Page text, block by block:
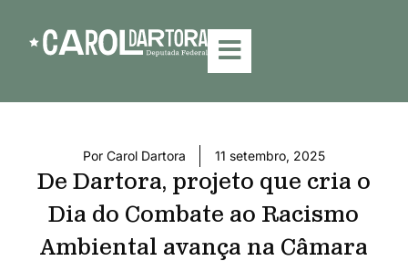
PorCarol Dartora 11 setembro, 2025
De Dartora, projeto que cria o
Dia do Combate ao Racismo
Ambiental avança na Câmara